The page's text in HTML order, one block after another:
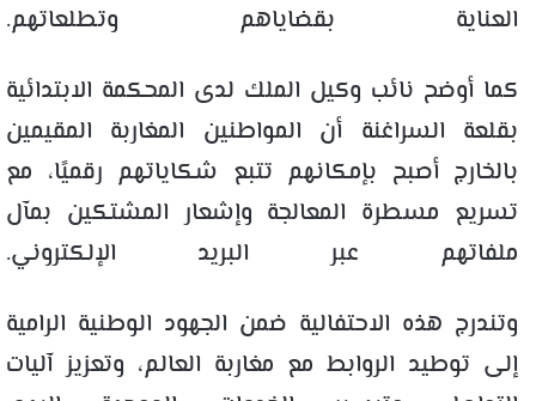
العناية بقضاياهم وتطلعاتهم.
كما أوضح نائب وكيل الملك لدى المحكمة الابتدائية
بقلعة السراغنة أن المواطنين المغاربة المقيمين
بالخارج أصبح بإمكانهم تتبع شكاياتهم رقميًا، مع
تسريع مسطرة المعالجة وإشعار المشتكين بمآل
ملفاتهم عبر البريد الإلكتروني.
وتندرج هذه الاحتفالية ضمن الجهود الوطنية الرامية
إلى توطيد الروابط مع مغاربة العالم، وتعزيز آليات